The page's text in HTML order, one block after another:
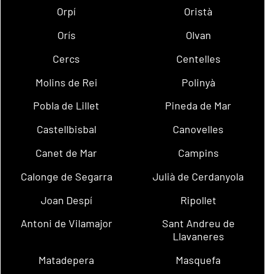
Orpí
Oristà
Orís
Olvan
Cercs
Centelles
Molins de Rei
Polinyà
Pobla de Lillet
Pineda de Mar
Castellbisbal
Canovelles
Canet de Mar
Campins
Calonge de Segarra
Julià de Cerdanyola
Joan Despí
Ripollet
Antoni de Vilamajor
Sant Andreu de
Llavaneres
Matadepera
Masquefa